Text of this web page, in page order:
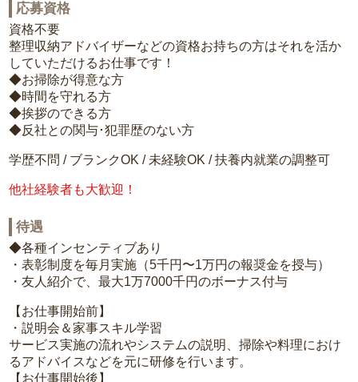
応募資格
資格不要
整理収納アドバイザーなどの資格お持ちの方はそれを活か
していただけるお仕事です！
◆お掃除が得意な方
◆時間を守れる方
◆挨拶のできる方
◆反社との関与･犯罪歴のない方
学歴不問 / ブランクOK / 未経験OK / 扶養内就業の調整可
他社経験者も大歓迎！
待遇
◆各種インセンティブあり
・表彰制度を毎月実施（5千円〜1万円の報奨金を授与）
・友人紹介で、最大1万7000千円のボーナス付与
【お仕事開始前】
・説明会＆家事スキル学習
サービス実施の流れやシステムの説明、掃除や料理におけ
るアドバイスなどを元に研修を行います。
【お仕事開始後】